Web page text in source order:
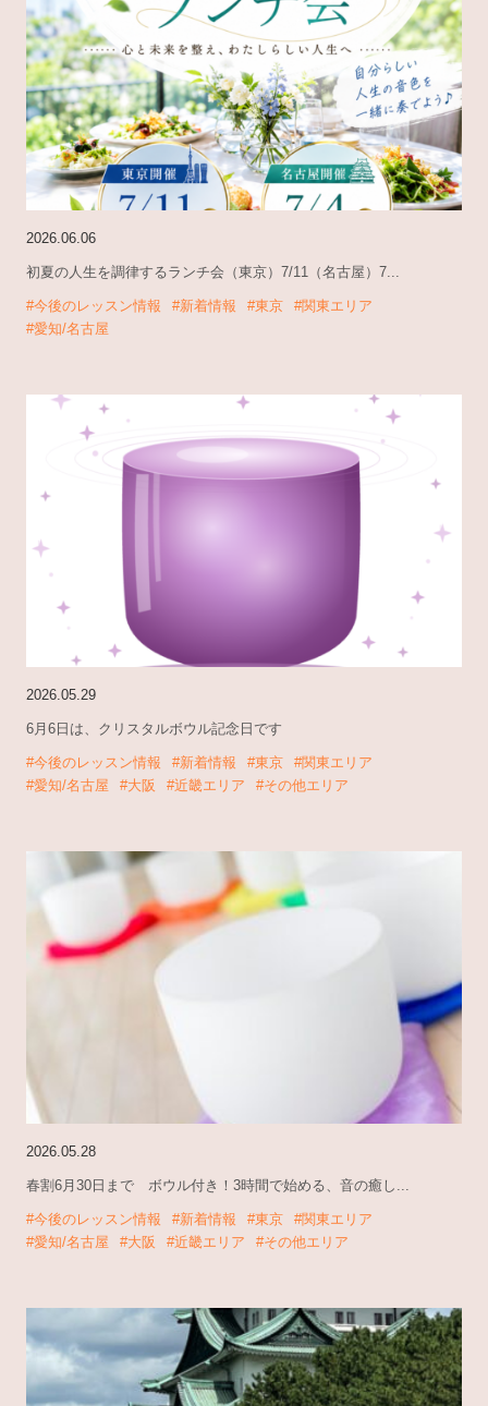
2026.06.06
初夏の人生を調律するランチ会（東京）7/11（名古屋）7...
#今後のレッスン情報 #新着情報 #東京
#関東エリア
#愛知/名古屋
2026.05.29
6月6日は、クリスタルボウル記念日です
#今後のレッスン情報 #新着情報 #東京
#関東エリア
#愛知/名古屋
#大阪 #近畿エリア #その他エリア
2026.05.28
春割6月30日まで ボウル付き！3時間で始める、音の癒し...
#今後のレッスン情報 #新着情報 #東京
#関東エリア
#愛知/名古屋
#大阪 #近畿エリア #その他エリア